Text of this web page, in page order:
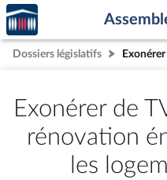
Aller au contenu
Aller en bas de la page
Accèder
à la
page
d'accueil
Dossiers législatifs
Exonérer de
rénovation
les